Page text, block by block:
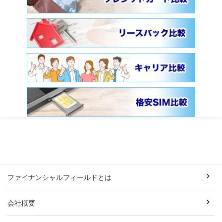
ファイナンシャルフィールドとは
会社概要